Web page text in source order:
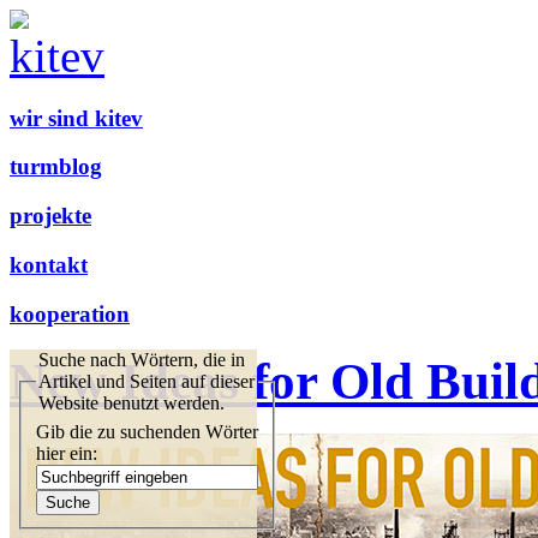
wir sind kitev
turmblog
projekte
kontakt
kooperation
Suche nach Wörtern, die in
Artikel und Seiten auf dieser
Website benutzt werden.
Gib die zu suchenden Wörter
hier ein:
New Ideas for Old